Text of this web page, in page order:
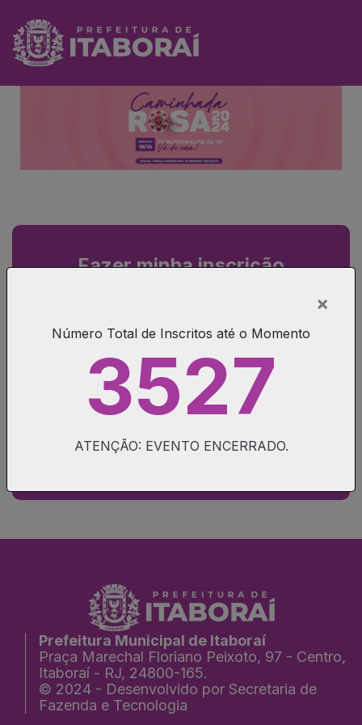
Fazer minha inscrição
Recuperar Voucher
Informações do evento
Prefeitura Municipal de Itaboraí
Praça Marechal Floriano Peixoto, 97 - Centro,
Itaboraí - RJ, 24800-165.
© 2024 - Desenvolvido por Secretaria de
Fazenda e Tecnologia
×
Número Total de Inscritos até o Momento
3527
ATENÇÃO: EVENTO ENCERRADO.